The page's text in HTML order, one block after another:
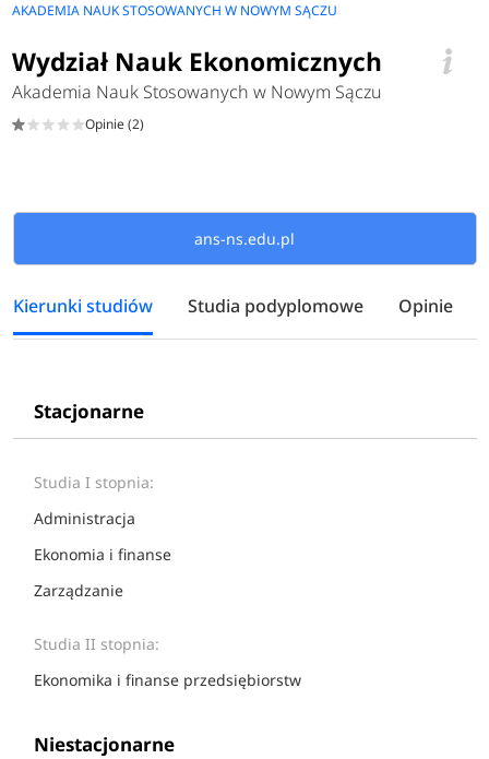
AKADEMIA NAUK STOSOWANYCH W NOWYM SĄCZU
Wydział Nauk Ekonomicznych
Akademia Nauk Stosowanych w Nowym Sączu
Opinie (2)
ans-ns.edu.pl
Kierunki studiów Studia podyplomowe Opinie
Stacjonarne
Studia I stopnia:
Administracja
Ekonomia i finanse
Zarządzanie
Studia II stopnia:
Ekonomika i finanse przedsiębiorstw
Niestacjonarne